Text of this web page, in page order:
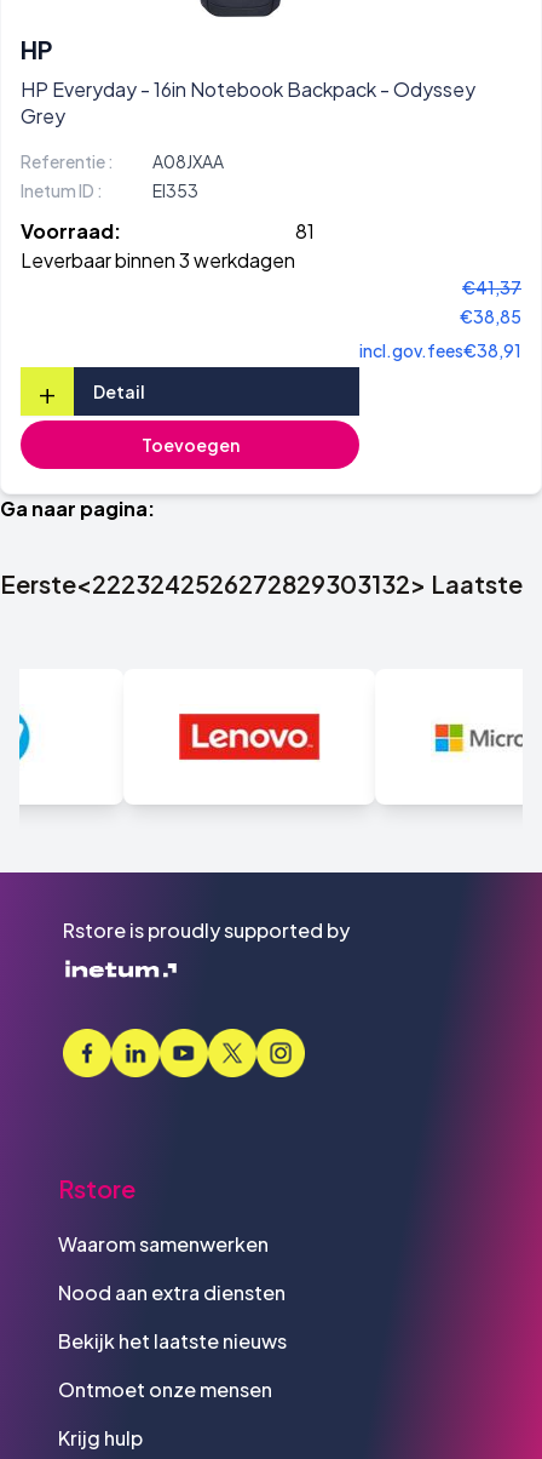
HP
HP Everyday - 16in Notebook Backpack - Odyssey
Grey
Referentie :
A08JXAA
Inetum ID :
EI353
Voorraad:
81
Leverbaar binnen 3 werkdagen
€41,37
€38,85
incl.gov.fees€38,91
+ Detail
Toevoegen
Ga naar pagina:
Eerste<2223242526272829303132> Laatste
Rstore is proudly supported by
Rstore
Waarom samenwerken
Nood aan extra diensten
Bekijk het laatste nieuws
Ontmoet onze mensen
Krijg hulp